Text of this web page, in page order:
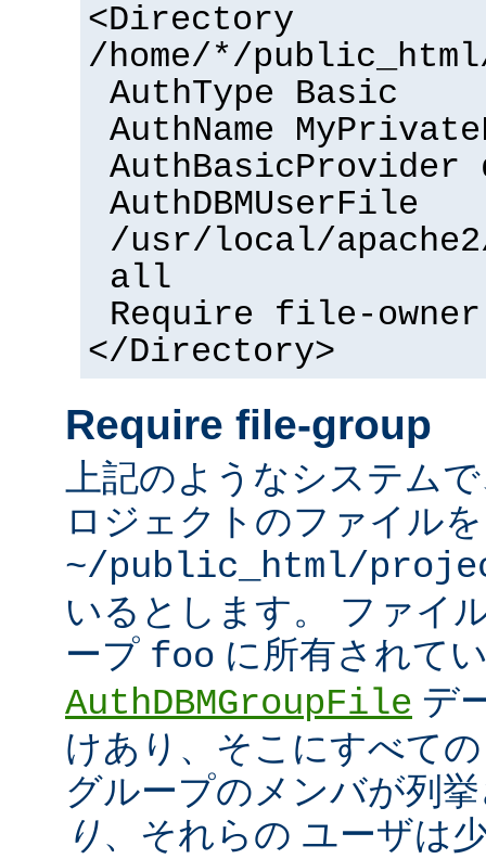
<Directory
/home/*/
AuthType Basic
AuthName
AuthBasicProvider
AuthDBMUserFile
/usr/local/
all
Require file-owner
</Directory>
Require file-group
上記のようなシステム
ロジェクトのファイルを
~/public_html/
いるとします。 ファイ
ープ foo に所有されて
AuthDBMGroupFile デ
けあり、そこにすべて
グループのメンバが列
り、それらの ユーザは